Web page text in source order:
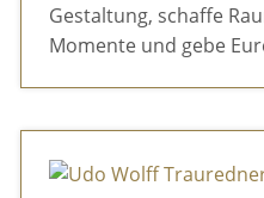
Gestaltung, schaffe
Momente und gebe